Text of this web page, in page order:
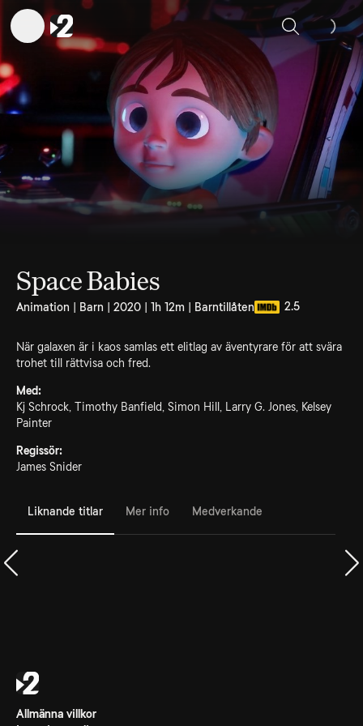
Sök
Space Babies
Animation | Barn | 2020 | 1h 12m | Barntillåten 2.5
När galaxen är i kaos samlas ett elitlag av äventyrare för att svära
trohet till rättvisa och fred.
Med:
Kj Schrock, Timothy Banfield, Simon Hill, Larry G. Jones, Kelsey
Painter
Regissör:
James Snider
Liknande titlar Mer info Medverkande
Allmänna villkor